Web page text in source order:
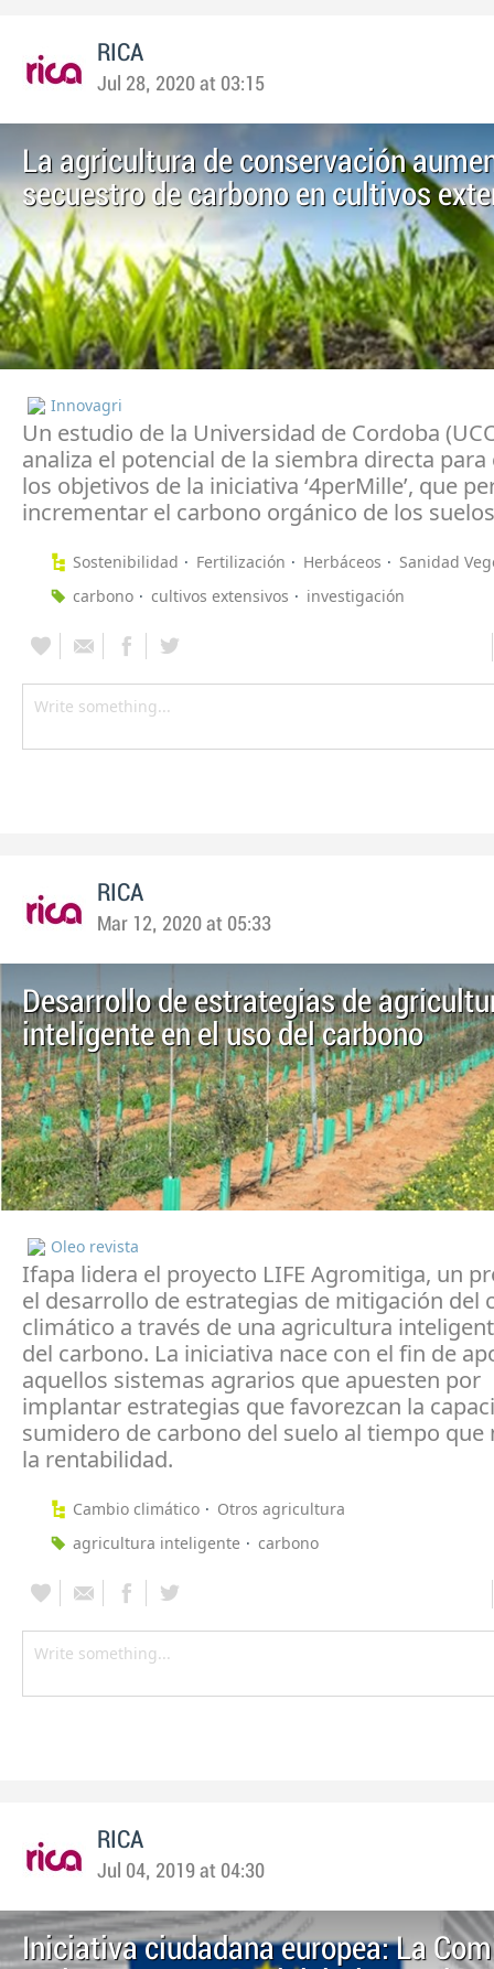
RICA
Jul 28, 2020 at 03:15
La agricultura de conservación
secuestro de carbono en cultivos
Innovagri
Un estudio de la Universidad de Cordoba
analiza el potencial de la siembra directa
los objetivos de la iniciativa ‘4perMille’, que
incrementar el carbono orgánico de los
Sostenibilidad Fertilización Herbáceos
Sanidad
carbono
cultivos extensivos investigación
RICA
Mar 12, 2020 at 05:33
Desarrollo de estrategias de
inteligente en el uso del carbono
Oleo revista
Ifapa lidera el proyecto LIFE Agromitiga, un
el desarrollo de estrategias de mitigación del
climático a través de una agricultura
del carbono. La iniciativa nace con el fin de
aquellos sistemas agrarios que apuesten por
implantar estrategias que favorezcan la
sumidero de carbono del suelo al tiempo que
la rentabilidad.
Cambio climático
Otros agricultura
agricultura inteligente
carbono
RICA
Jul 04, 2019 at 04:30
Iniciativa ciudadana europea: La